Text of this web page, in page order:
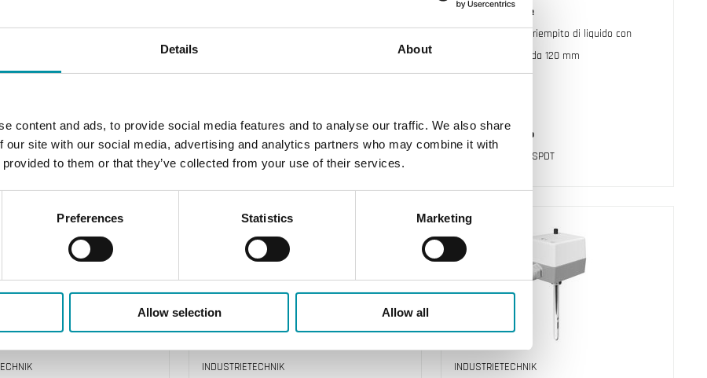
Details About
content and ads, to provide social media features and to analyse our traffic. We also share
our site with our social media, advertising and analytics partners who may combine it with
to them or that they’ve collected from your use of their services.
Preferences Statistics Marketing
Allow selection Allow all
da 120 mm
intervallo di temperatura 1
Contatto elettrico
Microinterruttore SPDT
Elemento sensore
Capillare in rame riempito di liquido con
guaina in ottone da 120 mm
Contatto elettrico
Microinterruttore SPDT
INDUSTRIETECHNIK INDUSTRIETECHNIK